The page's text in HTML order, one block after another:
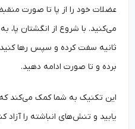
عضلات خود را از پا تا صورت منقبض
ثانیه سفت کرده و سپس رها کنید. این
برده و تا صورت ادامه دهید.
این تکنیک به شما کمک می‌کند که
یابید و تنش‌های انباشته را آزاد کنید.